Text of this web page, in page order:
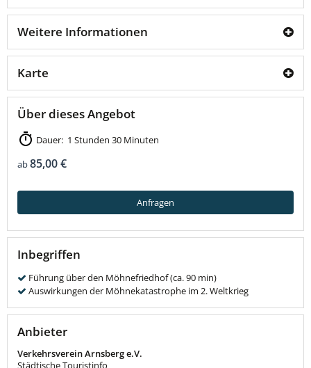
Weitere Informationen
Karte
Über dieses Angebot
Dauer: 1 Stunden 30 Minuten
ab85,00 €
Anfragen
Inbegriffen
Führung über den Möhnefriedhof (ca. 90 min)
Auswirkungen der Möhnekatastrophe im 2. Weltkrieg
Anbieter
Verkehrsverein Arnsberg e.V.
Städtische Touristinfo